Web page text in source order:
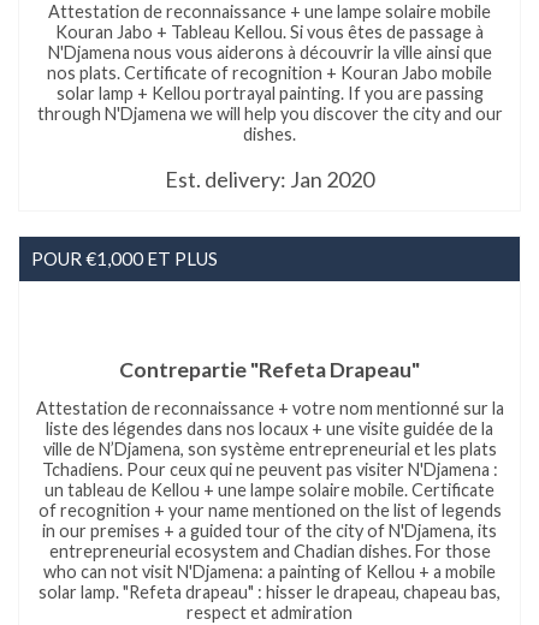
Attestation de reconnaissance + une lampe solaire mobile
Kouran Jabo + Tableau Kellou. Si vous êtes de passage à
N'Djamena nous vous aiderons à découvrir la ville ainsi que
nos plats. Certificate of recognition + Kouran Jabo mobile
solar lamp + Kellou portrayal painting. If you are passing
through N'Djamena we will help you discover the city and our
dishes.
Est. delivery: Jan 2020
POUR €1,000 ET PLUS
Contrepartie "Refeta Drapeau"
Attestation de reconnaissance + votre nom mentionné sur la
liste des légendes dans nos locaux + une visite guidée de la
ville de N’Djamena, son système entrepreneurial et les plats
Tchadiens. Pour ceux qui ne peuvent pas visiter N'Djamena :
un tableau de Kellou + une lampe solaire mobile. Certificate
of recognition + your name mentioned on the list of legends
in our premises + a guided tour of the city of N'Djamena, its
entrepreneurial ecosystem and Chadian dishes. For those
who can not visit N'Djamena: a painting of Kellou + a mobile
solar lamp. "Refeta drapeau" : hisser le drapeau, chapeau bas,
respect et admiration